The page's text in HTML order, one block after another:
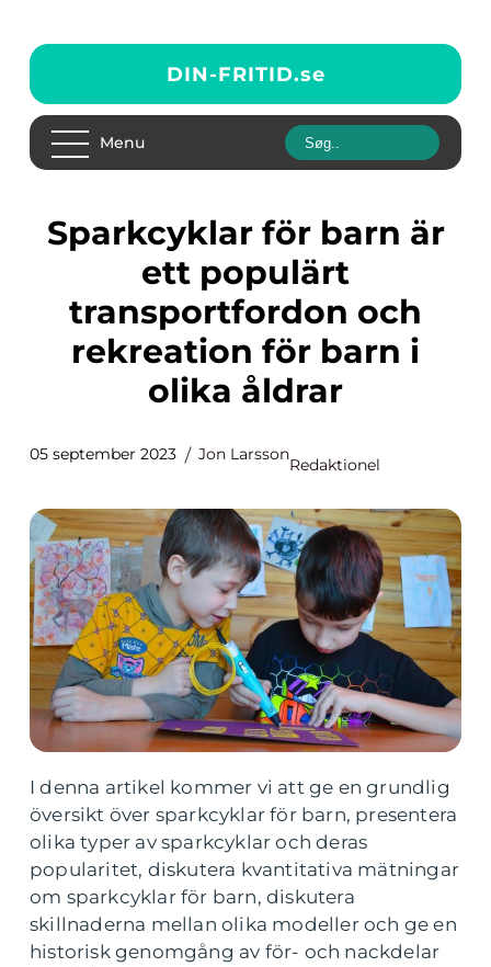
DIN-FRITID.se
Menu
Sparkcyklar för barn är
ett populärt
transportfordon och
rekreation för barn i
olika åldrar
05 september 2023 Jon Larsson
Redaktionel
I denna artikel kommer vi att ge en grundlig
översikt över sparkcyklar för barn, presentera
olika typer av sparkcyklar och deras
popularitet, diskutera kvantitativa mätningar
om sparkcyklar för barn, diskutera
skillnaderna mellan olika modeller och ge en
historisk genomgång av för- och nackdelar